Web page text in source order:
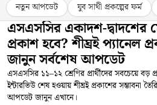
নতুন আপডেট যুব সাথী প্রকল্পের ফর্ম
এসএসসির একাদশ-দ্বাদশের
প্রকাশ হবে? শীঘ্রই প্যানেল
জানুন সর্বশেষ আপডেট
এসএসসির ১১–১২ শ্রেণির প্রার্থীদের সবচেয়ে বড়
ইন্টারভিউ শেষ হওয়ায় শীঘ্রই প্রকাশের সম্ভাবনা
আপডেট জানুন এখানে।